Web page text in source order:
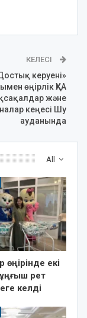
КЕЛЕСІ
керуені»
өңірлік ҚХА
және
кеңесі Шу
ауданында
All
өңірінде екі
рет
келді